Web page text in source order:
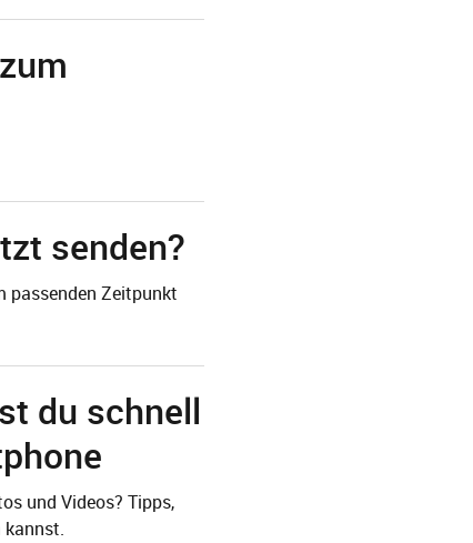
senden?
passenden Zeitpunkt
du schnell
und Videos? Tipps,
kannst.